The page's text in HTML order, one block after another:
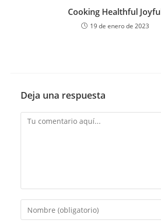
Cooking Healthful
19 de enero de 2023
Deja una respuesta